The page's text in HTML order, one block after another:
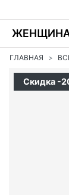
ГЛАВНАЯ
Скидка -